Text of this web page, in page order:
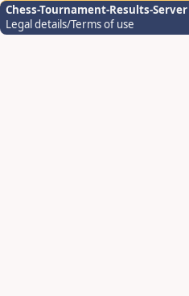
Chess-Tournament-Results-Server
Legal details/Terms of use